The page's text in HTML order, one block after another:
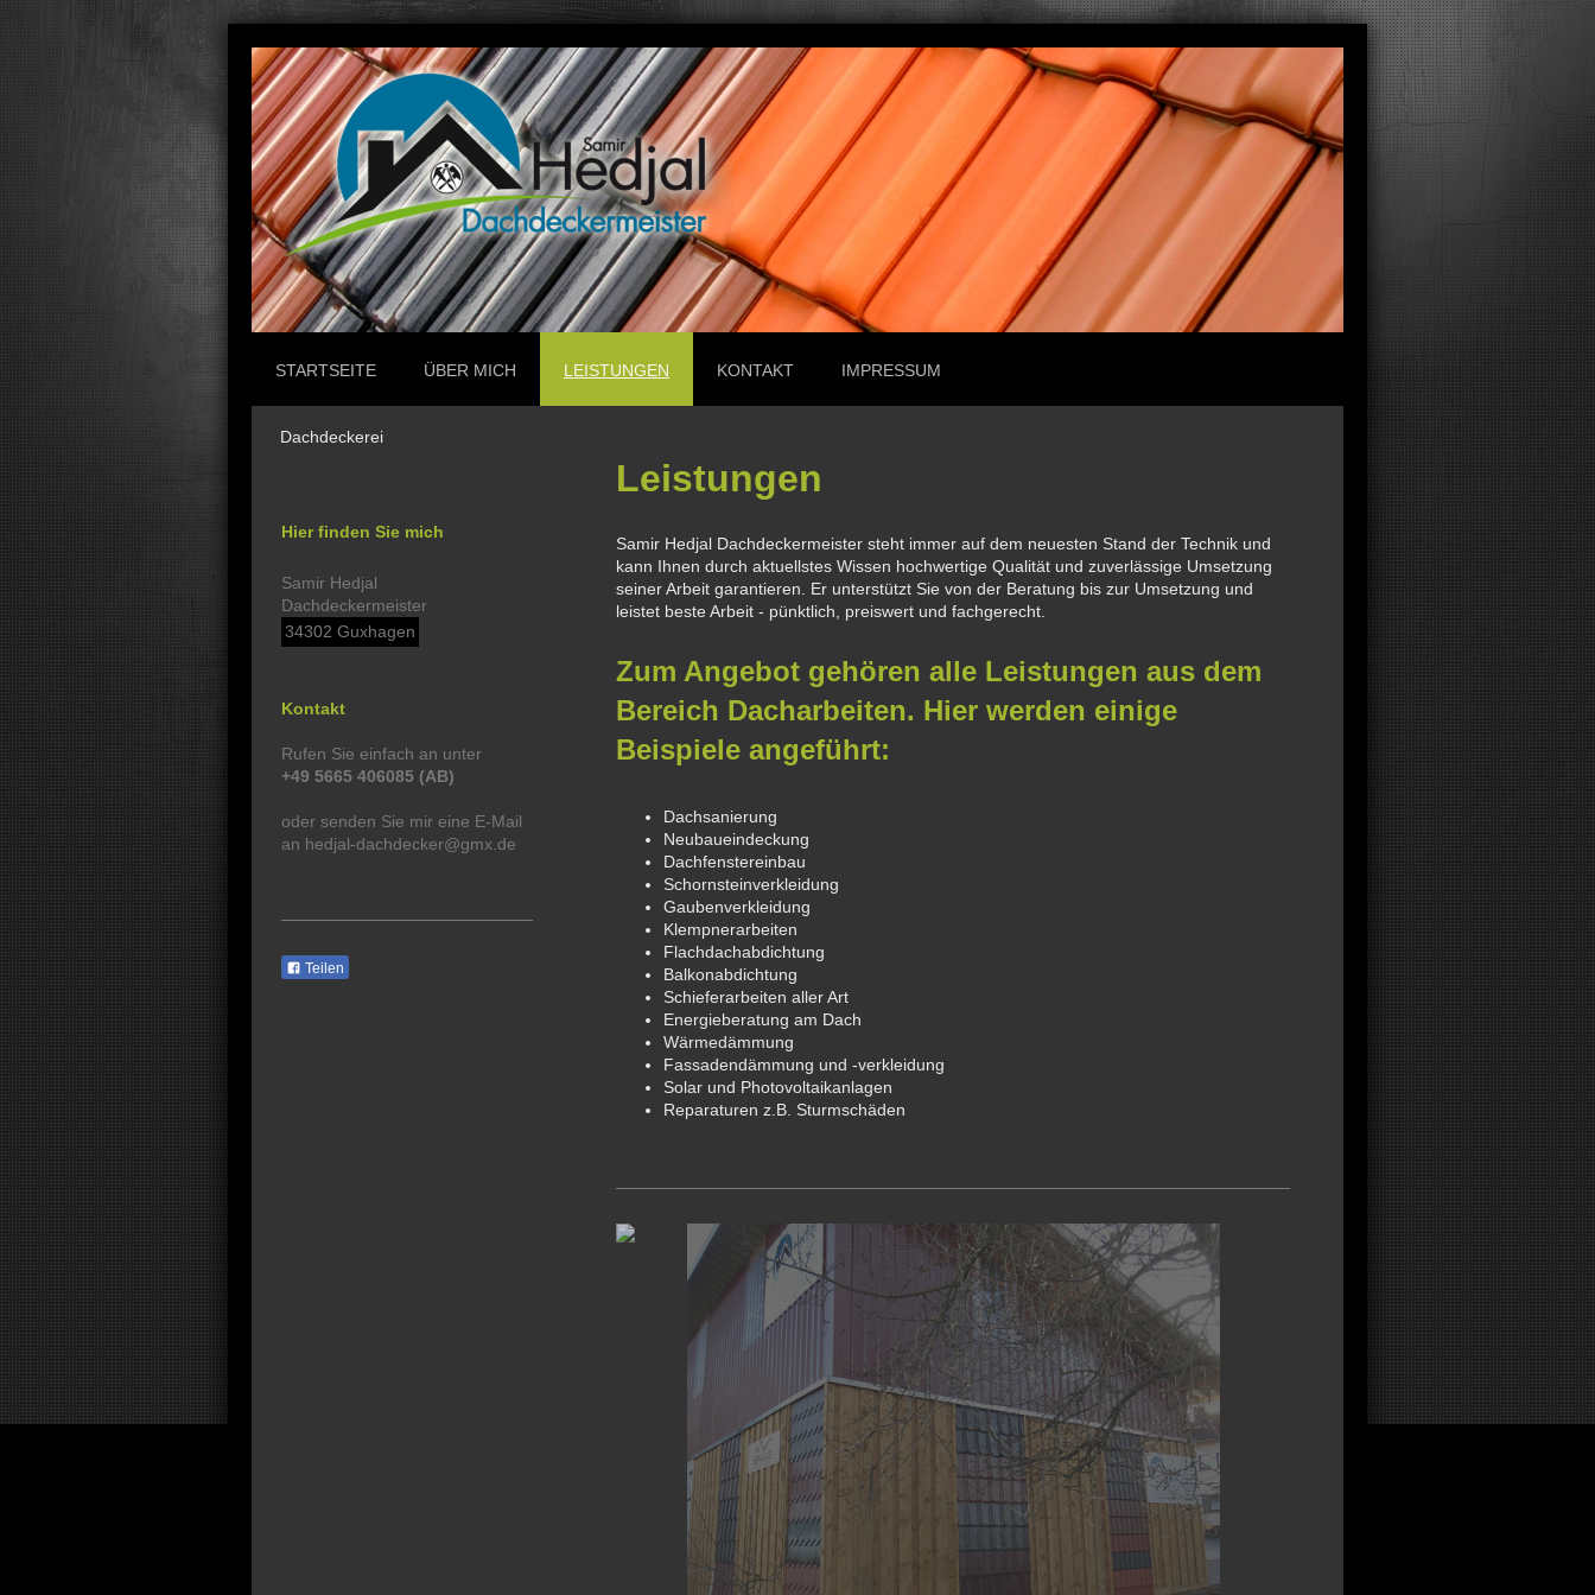
STARTSEITE ÜBER MICH LEISTUNGEN KONTAKT IMPRESSUM
Leistungen
Samir Hedjal Dachdeckermeister steht immer auf dem neuesten Stand der Technik und
kann Ihnen durch aktuellstes Wissen hochwertige Qualität und zuverlässige Umsetzung
seiner Arbeit garantieren. Er unterstützt Sie von der Beratung bis zur Umsetzung und
leistet beste Arbeit - pünktlich, preiswert und fachgerecht.
Zum Angebot gehören alle Leistungen aus dem
Bereich Dacharbeiten. Hier werden einige
Beispiele angeführt:
Dachsanierung
Neubaueindeckung
Dachfenstereinbau
Schornsteinverkleidung
Gaubenverkleidung
Klempnerarbeiten
Flachdachabdichtung
Balkonabdichtung
Schieferarbeiten aller Art
Energieberatung am Dach
Wärmedämmung
Fassadendämmung und -verkleidung
Solar und Photovoltaikanlagen
Reparaturen z.B. Sturmschäden
Dachdeckerei
Hier finden Sie mich
Samir Hedjal
Dachdeckermeister
34302 Guxhagen
Kontakt
Rufen Sie einfach an unter
+49 5665 406085 (AB)
oder senden Sie mir eine E-Mail
an hedjal-dachdecker@gmx.de
Teilen